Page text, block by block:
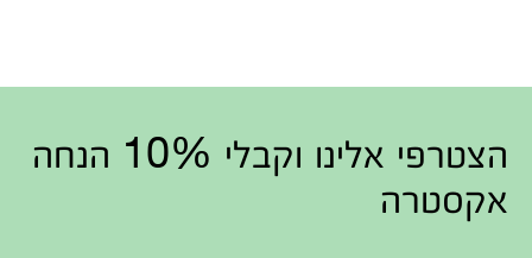
הצטרפי אלינו וקבלי 10% הנחה
אקסטרה